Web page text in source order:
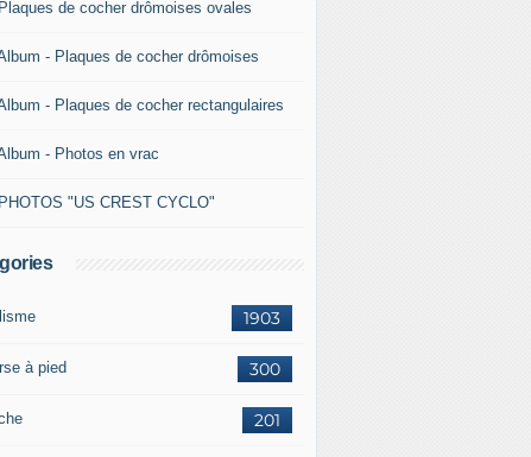
de cocher drômoises ovales
- Plaques de cocher drômoises
- Plaques de cocher rectangulaires
- Photos en vrac
"US CREST CYCLO"
1903
300
à pied
201